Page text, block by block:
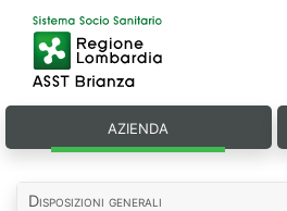
azienda
Disposizioni generali